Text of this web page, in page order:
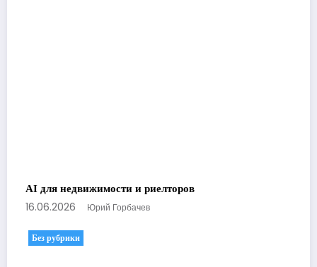
AI для недвижимости и риелторов
16.06.2026 Юрий Горбачев
Без рубрики